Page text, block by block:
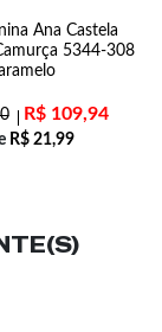
Ana Castela
5344-308
R$109,94
R$ 21,99